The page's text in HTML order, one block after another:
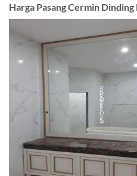
Harga Pasang Cermin Dinding